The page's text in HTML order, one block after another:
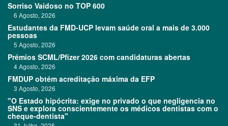
Sorriso Vaidoso no TOP 600
6 Agosto, 2026
Estudantes da FMD-UCP levam saúde oral a mais de 3.000
pessoas
5 Agosto, 2026
Prémios SCML/Pfizer 2026 com candidaturas abertas
4 Agosto, 2026
FMDUP obtém acreditação máxima da EFP
3 Agosto, 2026
"O Estado hipócrita: exige no privado o que negligencia no
SNS e explora conscientemente os médicos dentistas com o
cheque-dentista"